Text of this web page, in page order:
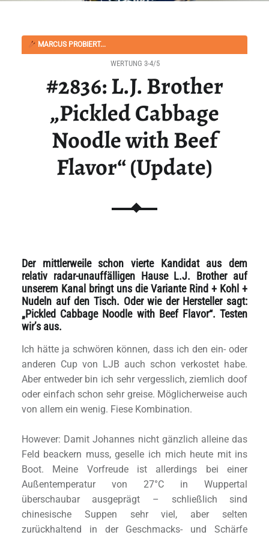
MARCUS PROBIERT...
#2836: L.J. Brother
„Pickled Cabbage
Noodle with Beef
Flavor“ (Update)
WERTUNG 3-4/5
Der mittlerweile schon vierte Kandidat aus dem
relativ radar-unauffälligen Hause L.J. Brother auf
unserem Kanal bringt uns die Variante Rind + Kohl +
Nudeln auf den Tisch. Oder wie der Hersteller sagt:
„Pickled Cabbage Noodle with Beef Flavor“. Testen
wir’s aus.
Ich hätte ja schwören können, dass ich den ein- oder
anderen Cup von LJB auch schon verkostet habe.
Aber entweder bin ich sehr vergesslich, ziemlich doof
oder einfach schon sehr greise. Möglicherweise auch
von allem ein wenig. Fiese Kombination.
However: Damit Johannes nicht gänzlich alleine das
Feld beackern muss, geselle ich mich heute mit ins
Boot. Meine Vorfreude ist allerdings bei einer
Außentemperatur von 27°C in Wuppertal
überschaubar ausgeprägt – schließlich sind
chinesische Suppen sehr viel, aber selten
zurückhaltend in der Geschmacks- und Schärfe